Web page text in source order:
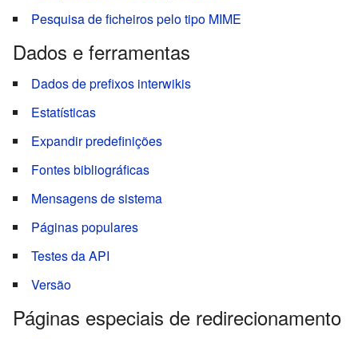
Pesquisa de ficheiros pelo tipo MIME
Dados e ferramentas
Dados de prefixos interwikis
Estatísticas
Expandir predefinições
Fontes bibliográficas
Mensagens de sistema
Páginas populares
Testes da API
Versão
Páginas especiais de redirecionamento